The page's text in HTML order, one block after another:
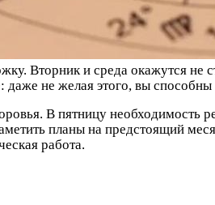
Вторник и среда окажутся
не желая этого, вы
В пятницу
планы на предстоящий
работа.